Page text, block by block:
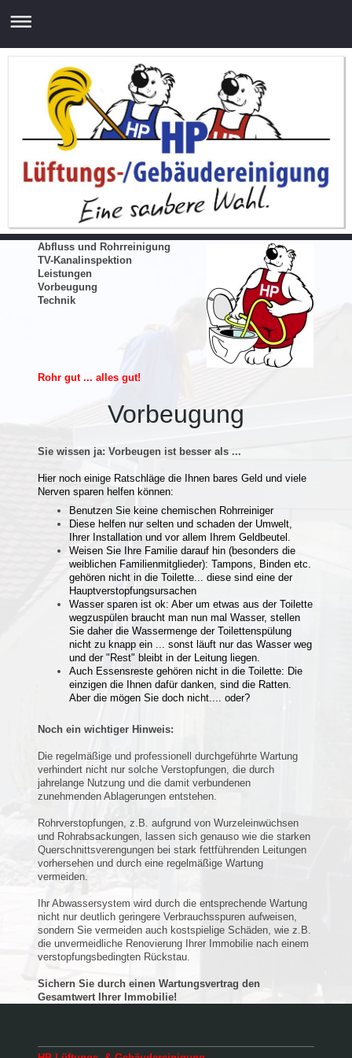
Abfluss und Rohrreinigung
TV-Kanalinspektion
Leistungen
Vorbeugung
Technik
Rohr gut ... alles gut!
Vorbeugung
Sie wissen ja: Vorbeugen ist besser als ...
Hier noch einige Ratschläge die Ihnen bares Geld und viele
Nerven sparen helfen können:
Benutzen Sie keine chemischen Rohrreiniger
Diese helfen nur selten und schaden der Umwelt,
Ihrer Installation und vor allem Ihrem Geldbeutel.
Weisen Sie Ihre Familie darauf hin (besonders die
weiblichen Familienmitglieder): Tampons, Binden etc.
gehören nicht in die Toilette... diese sind eine der
Hauptverstopfungsursachen
Wasser sparen ist ok: Aber um etwas aus der Toilette
wegzuspülen braucht man nun mal Wasser, stellen
Sie daher die Wassermenge der Toilettenspülung
nicht zu knapp ein ... sonst läuft nur das Wasser weg
und der "Rest" bleibt in der Leitung liegen.
Auch Essensreste gehören nicht in die Toilette: Die
einzigen die Ihnen dafür danken, sind die Ratten.
Aber die mögen Sie doch nicht.... oder?
Noch ein wichtiger Hinweis:
Die regelmäßige und professionell durchgeführte Wartung
verhindert nicht nur solche Verstopfungen, die durch
jahrelange Nutzung und die damit verbundenen
zunehmenden Ablagerungen entstehen.
Rohrverstopfungen, z.B. aufgrund von Wurzeleinwüchsen
und Rohrabsackungen, lassen sich genauso wie die starken
Querschnittsverengungen bei stark fettführenden Leitungen
vorhersehen und durch eine regelmäßige Wartung
vermeiden.
Ihr Abwassersystem wird durch die entsprechende Wartung
nicht nur deutlich geringere Verbrauchsspuren aufweisen,
sondern Sie vermeiden auch kostspielige Schäden, wie z.B.
die unvermeidliche Renovierung Ihrer Immobilie nach einem
verstopfungsbedingten Rückstau.
Sichern Sie durch einen Wartungsvertrag den
Gesamtwert Ihrer Immobilie!